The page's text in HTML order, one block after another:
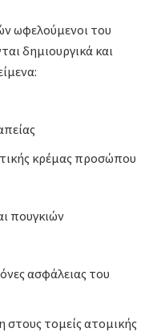
ωφελούμενοι του
δημιουργικά και
κρέμας προσώπου
πουγκιών
ασφάλειας του
τομείς ατομικής